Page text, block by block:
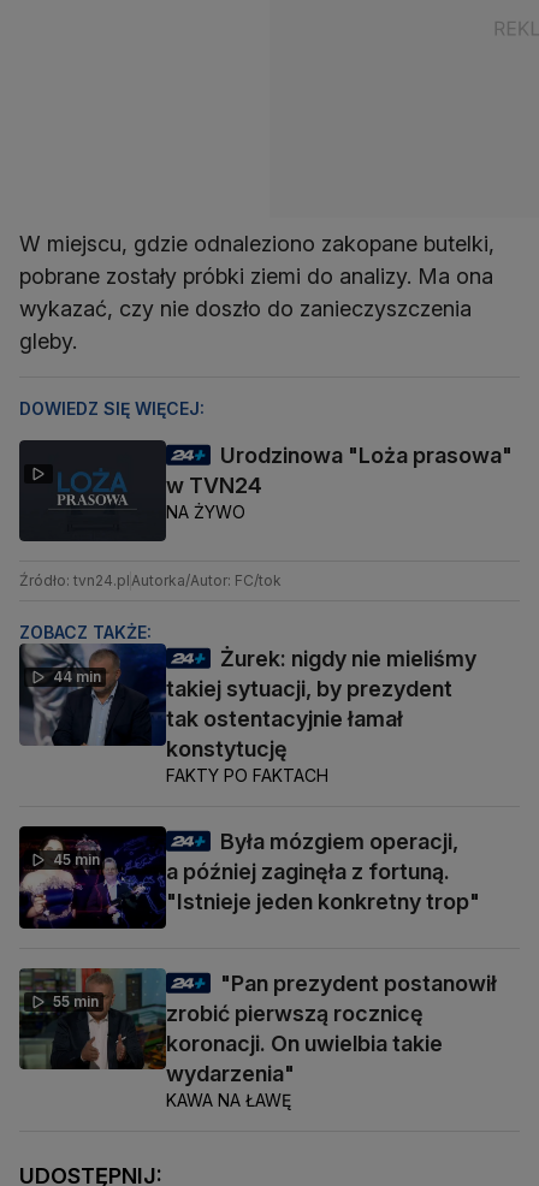
W miejscu, gdzie odnaleziono zakopane butelki,
pobrane zostały próbki ziemi do analizy. Ma ona
wykazać, czy nie doszło do zanieczyszczenia
gleby.
DOWIEDZ SIĘ WIĘCEJ:
Urodzinowa "Loża prasowa"
w TVN24
NA ŻYWO
Źródło: tvn24.plAutorka/Autor: FC/tok
ZOBACZ TAKŻE:
44 min
Żurek: nigdy nie mieliśmy
takiej sytuacji, by prezydent
tak ostentacyjnie łamał
konstytucję
FAKTY PO FAKTACH
45 min
Była mózgiem operacji,
a później zaginęła z fortuną.
"Istnieje jeden konkretny trop"
55 min
"Pan prezydent postanowił
zrobić pierwszą rocznicę
koronacji. On uwielbia takie
wydarzenia"
KAWA NA ŁAWĘ
UDOSTĘPNIJ: